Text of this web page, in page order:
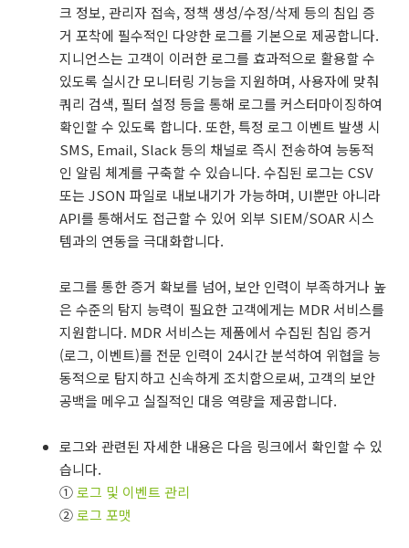
크 정보, 관리자 접속, 정책 생성/수정/삭제 등의 침입 증
거 포착에 필수적인 다양한 로그를 기본으로 제공합니다.
지니언스는 고객이 이러한 로그를 효과적으로 활용할 수
있도록 실시간 모니터링 기능을 지원하며, 사용자에 맞춰
쿼리 검색, 필터 설정 등을 통해 로그를 커스터마이징하여
확인할 수 있도록 합니다. 또한, 특정 로그 이벤트 발생 시
SMS, Email, Slack 등의 채널로 즉시 전송하여 능동적
인 알림 체계를 구축할 수 있습니다. 수집된 로그는 CSV
또는 JSON 파일로 내보내기가 가능하며, UI뿐만 아니라
API를 통해서도 접근할 수 있어 외부 SIEM/SOAR 시스
템과의 연동을 극대화합니다.
로그를 통한 증거 확보를 넘어, 보안 인력이 부족하거나 높
은 수준의 탐지 능력이 필요한 고객에게는 MDR 서비스를
지원합니다. MDR 서비스는 제품에서 수집된 침입 증거
(로그, 이벤트)를 전문 인력이 24시간 분석하여 위협을 능
동적으로 탐지하고 신속하게 조치함으로써, 고객의 보안
공백을 메우고 실질적인 대응 역량을 제공합니다.
로그와 관련된 자세한 내용은 다음 링크에서 확인할 수 있
습니다.
①로그 및 이벤트 관리
②로그 포맷